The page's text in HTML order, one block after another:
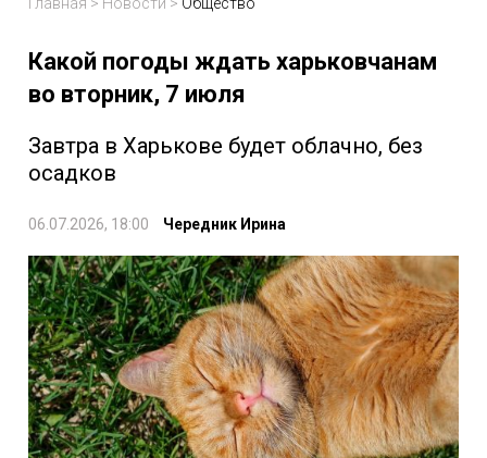
Какой погоды ждать харьковчанам
во вторник, 7 июля
Завтра в Харькове будет облачно, без
осадков
06.07.2026, 18:00 Чередник Ирина